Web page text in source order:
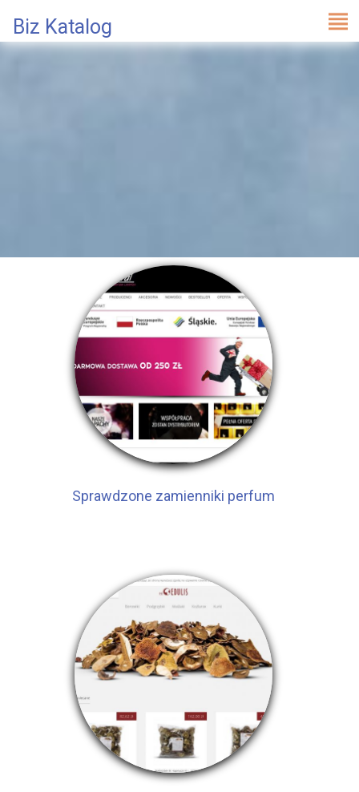
Biz Katalog
Sprawdzone zamienniki perfum